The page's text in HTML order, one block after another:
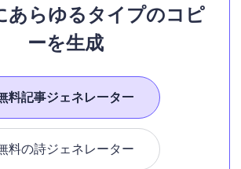
あらゆるタイプのコピ
ーを生成
料記事ジェネレーター
料の詩ジェネレーター